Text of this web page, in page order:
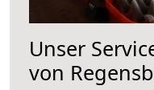
Unser
von